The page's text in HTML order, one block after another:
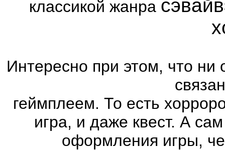
классикой жанра
Интересно при этом, что ни
геймплеем. То есть
игра, и даже квест. А
оформления игры,